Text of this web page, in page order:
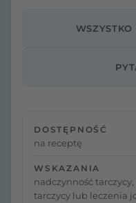
DOSTĘPNOŚĆ
na receptę
WSKAZANIA
nadczynność
tarczycy lub leczenia